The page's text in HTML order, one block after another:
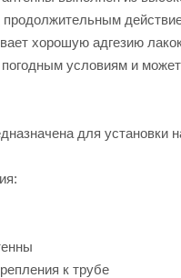
продолжительным
хорошую адгезию
условиям и
для установки
к трубе